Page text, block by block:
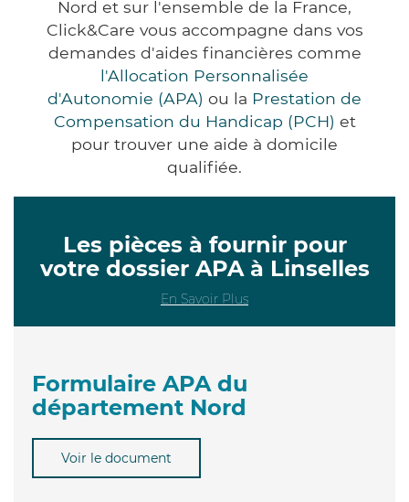
Nord et sur l'ensemble de la France,
Click&Care vous accompagne dans vos
demandes d'aides financières comme
l'Allocation Personnalisée
d'Autonomie (APA) ou la Prestation de
Compensation du Handicap (PCH) et
pour trouver une aide à domicile
qualifiée.
Les pièces à fournir pour
votre dossier APA à Linselles
En Savoir Plus
Formulaire APA du
département Nord
Voir le document